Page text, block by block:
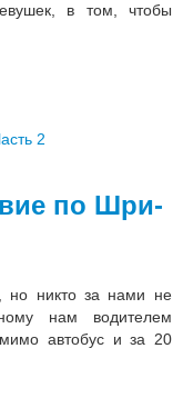
в том, чтобы
по Шри-
но никто за нами не
нам водителем
автобус и за 20